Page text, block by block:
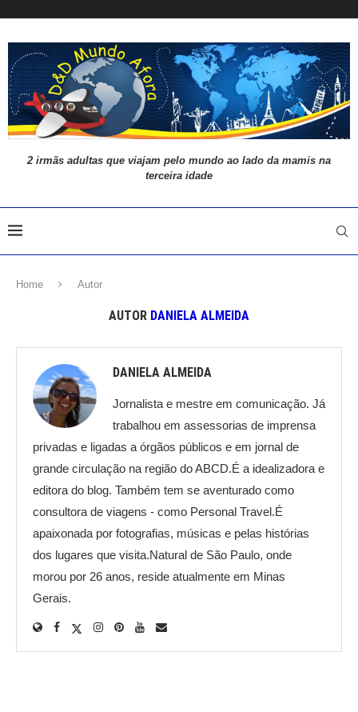
2 irmãs adultas que viajam pelo mundo ao lado da mamis na
terceira idade
Home Autor
AUTOR DANIELA ALMEIDA
DANIELA ALMEIDA
Jornalista e mestre em comunicação. Já
trabalhou em assessorias de imprensa
privadas e ligadas a órgãos públicos e em jornal de
grande circulação na região do ABCD.É a idealizadora e
editora do blog. Também tem se aventurado como
consultora de viagens - como Personal Travel.É
apaixonada por fotografias, músicas e pelas histórias
dos lugares que visita.Natural de São Paulo, onde
morou por 26 anos, reside atualmente em Minas
Gerais.